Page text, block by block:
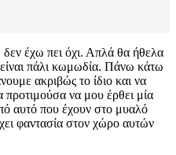
έχω πει όχι. Απλά θα ήθελα
είναι πάλι κωμωδία. Πάνω κάτω
ακριβώς το ίδιο και να
να μου έρθει μία
αυτό που έχουν στο μυαλό
φαντασία στον χώρο αυτών